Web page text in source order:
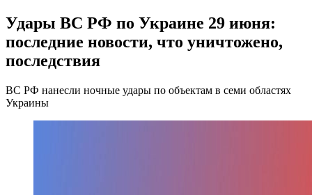
Удары ВС РФ по Украине 29 июня:
последние новости, что уничтожено,
последствия
ВС РФ нанесли ночные удары по объектам в семи областях
Украины